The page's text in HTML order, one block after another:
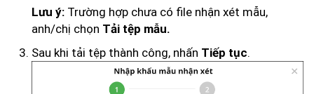
Lưu ý: Trường hợp chưa có file nhận xét mẫu,
anh/chị chọn Tải tệp mẫu.
Sau khi tải tệp thành công, nhấn Tiếp tục.